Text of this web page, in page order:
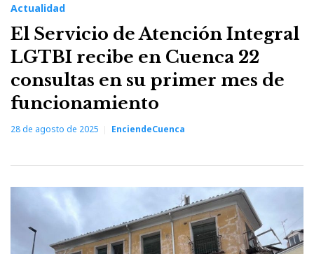
Actualidad
El Servicio de Atención Integral
LGTBI recibe en Cuenca 22
consultas en su primer mes de
funcionamiento
28 de agosto de 2025 EnciendeCuenca